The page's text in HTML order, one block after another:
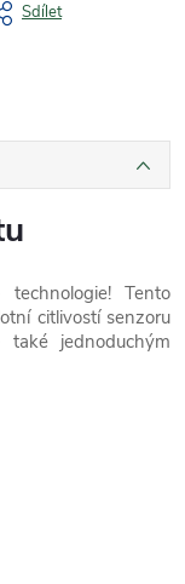
Sdílet
Tento
citlivostí senzoru
jednoduchým